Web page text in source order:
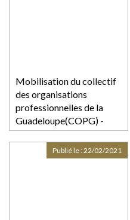
Mobilisation du collectif
des organisations
professionnelles de la
Guadeloupe(COPG) -
Protocole d'accord de
sortie de conflit
Publié le :22/02/2021